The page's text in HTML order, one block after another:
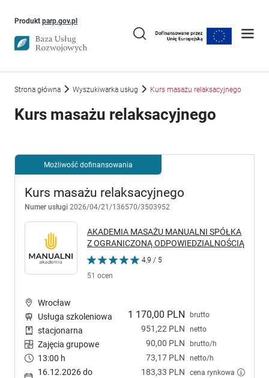
Produkt parp.gov.plUwaga, link otworzy się w nowym oknie
Strona główna Wyszukiwarka usług Kurs masażu relaksacyjnego
Kurs masażu relaksacyjnego
Możliwość dofinansowania
Kurs masażu relaksacyjnego
Numer usługi 2026/04/21/136570/3503952
AKADEMIA MASAŻU MANUALNI SPÓŁKA
Z OGRANICZONĄ ODPOWIEDZIALNOŚCIĄ
4,9 / 5
51 ocen
1 170,00 PLN brutto
951,22 PLN netto
90,00 PLN brutto/h
73,17 PLN netto/h
183,33 PLN cena rynkowa
Wrocław
Usługa szkoleniowa
stacjonarna
Zajęcia grupowe
13:00 h
16.12.2026 do